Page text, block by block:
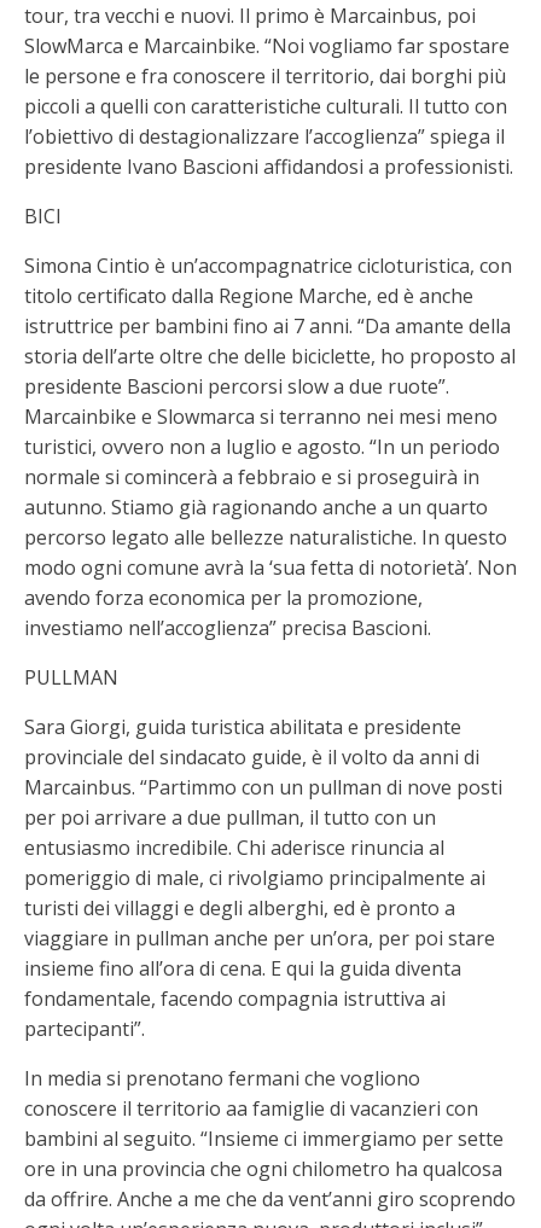
tour, tra vecchi e nuovi. Il primo è Marcainbus, poi
SlowMarca e Marcainbike. “Noi vogliamo far spostare
le persone e fra conoscere il territorio, dai borghi più
piccoli a quelli con caratteristiche culturali. Il tutto con
l’obiettivo di destagionalizzare l’accoglienza” spiega il
presidente Ivano Bascioni affidandosi a professionisti.
BICI
Simona Cintio è un’accompagnatrice cicloturistica, con
titolo certificato dalla Regione Marche, ed è anche
istruttrice per bambini fino ai 7 anni. “Da amante della
storia dell’arte oltre che delle biciclette, ho proposto al
presidente Bascioni percorsi slow a due ruote”.
Marcainbike e Slowmarca si terranno nei mesi meno
turistici, ovvero non a luglio e agosto. “In un periodo
normale si comincerà a febbraio e si proseguirà in
autunno. Stiamo già ragionando anche a un quarto
percorso legato alle bellezze naturalistiche. In questo
modo ogni comune avrà la ‘sua fetta di notorietà’. Non
avendo forza economica per la promozione,
investiamo nell’accoglienza” precisa Bascioni.
PULLMAN
Sara Giorgi, guida turistica abilitata e presidente
provinciale del sindacato guide, è il volto da anni di
Marcainbus. “Partimmo con un pullman di nove posti
per poi arrivare a due pullman, il tutto con un
entusiasmo incredibile. Chi aderisce rinuncia al
pomeriggio di male, ci rivolgiamo principalmente ai
turisti dei villaggi e degli alberghi, ed è pronto a
viaggiare in pullman anche per un’ora, per poi stare
insieme fino all’ora di cena. E qui la guida diventa
fondamentale, facendo compagnia istruttiva ai
partecipanti”.
In media si prenotano fermani che vogliono
conoscere il territorio aa famiglie di vacanzieri con
bambini al seguito. “Insieme ci immergiamo per sette
ore in una provincia che ogni chilometro ha qualcosa
da offrire. Anche a me che da vent’anni giro scoprendo